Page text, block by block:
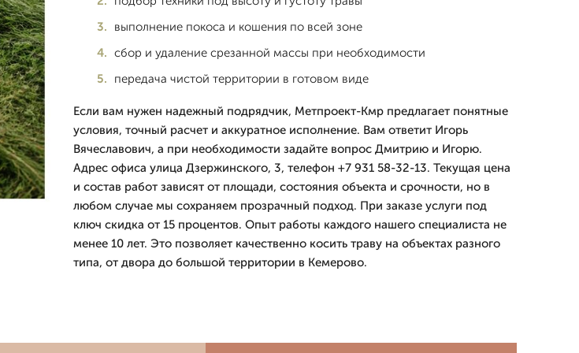
выполнение покоса и кошения по всей зоне
сбор и удаление срезанной массы при необходимости
передача чистой территории в готовом виде
Если вам нужен надежный подрядчик, Метпроект-Кмр предлагает понятные
условия, точный расчет и аккуратное исполнение. Вам ответит Игорь
Вячеславович, а при необходимости задайте вопрос Дмитрию и Игорю.
Адрес офиса улица Дзержинского, 3, телефон +7 931 58-32-13. Текущая цена
и состав работ зависят от площади, состояния объекта и срочности, но в
любом случае мы сохраняем прозрачный подход. При заказе услуги под
ключ скидка от 15 процентов. Опыт работы каждого нашего специалиста не
менее 10 лет. Это позволяет качественно косить траву на объектах разного
типа, от двора до большой территории в Кемерово.